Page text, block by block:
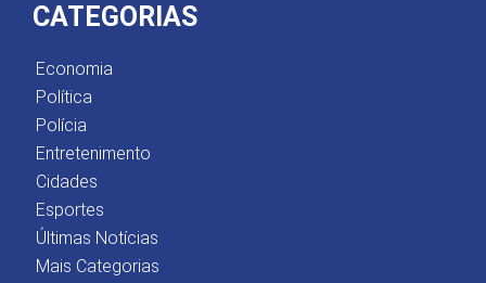
CATEGORIAS
Economia
Política
Polícia
Entretenimento
Cidades
Esportes
Últimas Notícias
Mais Categorias